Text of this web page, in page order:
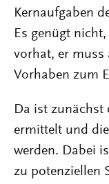
Kernaufgaben
Es genügt
vorhat, er muss
Vorhaben zum
Da ist zunächst
ermittelt und
werden. Dabei
zu potenziellen